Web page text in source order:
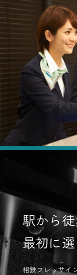
駅から
最初に
相鉄フレッサイ